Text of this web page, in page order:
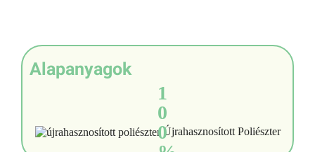
Alapanyagok
1
0
0
Újrahasznosított Poliészter